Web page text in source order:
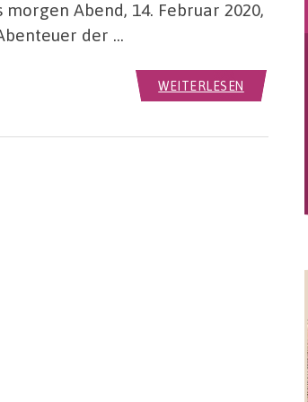
Abend, 14. Februar 2020,
der …
WEITERLESEN